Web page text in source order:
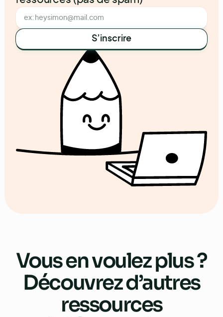
S’inscrire
Vous en voulez plus ?
Découvrez d’autres
ressources